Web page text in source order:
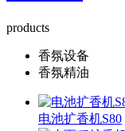
products
香氛设备
香氛精油
电池扩香机S80